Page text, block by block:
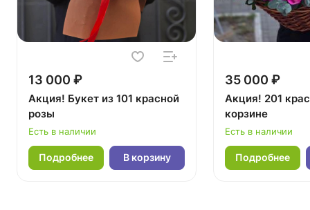
13 000 ₽
Акция! Букет из 101 красной
розы
Есть в наличии
Подробнее В корзину
35 000 ₽
Акция! 201
корзине
Есть в наличии
Подробнее